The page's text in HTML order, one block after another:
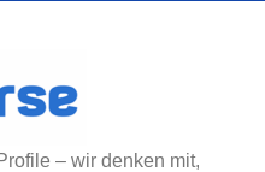
– wir denken mit,